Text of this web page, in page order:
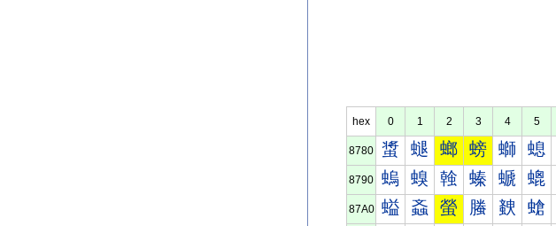
hex 0 1 2 3 4 5
8780 螀 螁 螂 螃 螄 螅
8790 螐 螑 螒 螓 螔 螕
87A0 螠 螡 螢 螣 螤 螥